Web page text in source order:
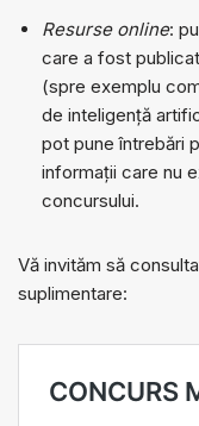
Resurse online:
care a fost
(spre exemplu
de inteligență
pot pune întrebări
informații care nu
concursului.
Vă invităm să
suplimentare: